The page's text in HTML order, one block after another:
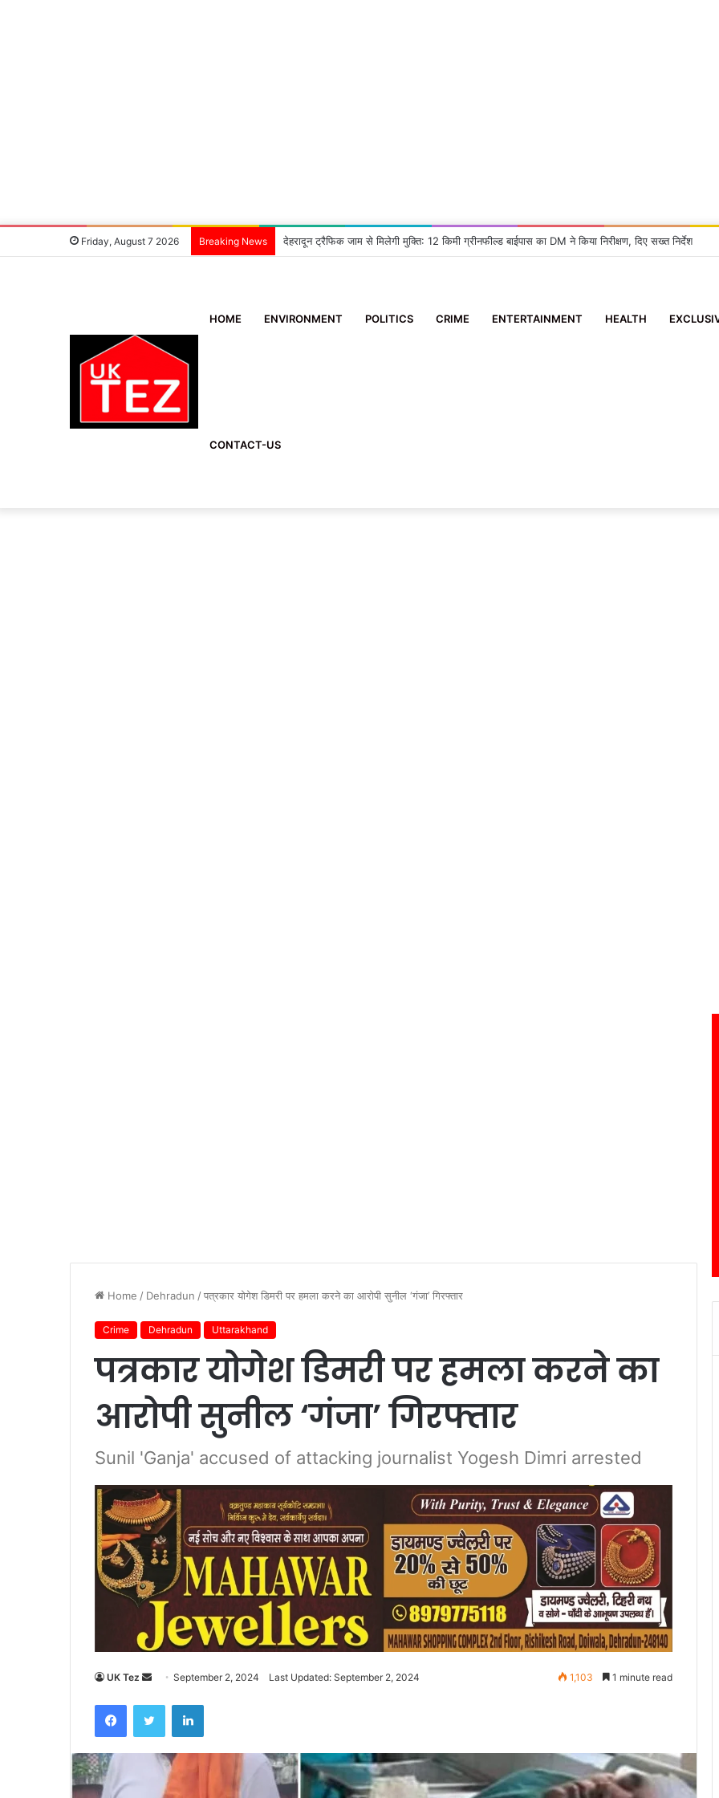
Friday, August 7 2026 Breaking News देहरादून ट्रैफिक जाम से मिलेगी मुक्ति: 12 किमी ग्रीनफील्ड बाईपास का DM ने किया निरीक्षण, दिए सख्त निर्देश
HOME ENVIRONMENT POLITICS CRIME ENTERTAINMENT HEALTH
CONTACT-US
Home / Dehradun /पत्रकार योगेश डिमरी पर हमला करने का आरोपी सुनील ‘गंजा’ गिरफ्तार
Crime Dehradun Uttarakhand
पत्रकार योगेश डिमरी पर हमला करने का
आरोपी सुनील ‘गंजा’ गिरफ्तार
Sunil 'Ganja' accused of attacking journalist Yogesh Dimri arrested
UK Tez
n
d
a
September 2, 2024 Last Updated: September 2, 2024 1,103 1 minute read